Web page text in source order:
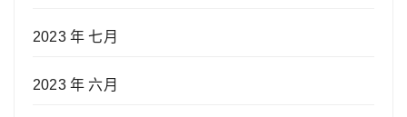
2023 年 七月
2023 年 六月